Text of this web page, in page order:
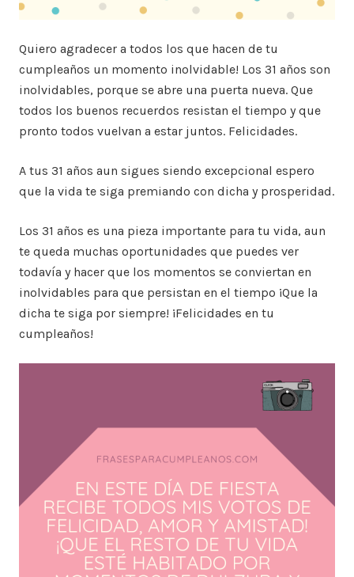
Quiero agradecer a todos los que hacen de tu
cumpleaños un momento inolvidable! Los 31 años son
inolvidables, porque se abre una puerta nueva. Que
todos los buenos recuerdos resistan el tiempo y que
pronto todos vuelvan a estar juntos. Felicidades.
A tus 31 años aun sigues siendo excepcional espero
que la vida te siga premiando con dicha y prosperidad.
Los 31 años es una pieza importante para tu vida, aun
te queda muchas oportunidades que puedes ver
todavía y hacer que los momentos se conviertan en
inolvidables para que persistan en el tiempo ¡Que la
dicha te siga por siempre! ¡Felicidades en tu
cumpleaños!